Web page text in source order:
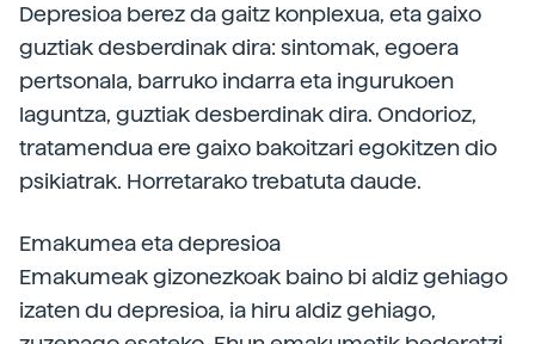
Depresioa berez da gaitz konplexua, eta gaixo
guztiak desberdinak dira: sintomak, egoera
pertsonala, barruko indarra eta ingurukoen
laguntza, guztiak desberdinak dira. Ondorioz,
tratamendua ere gaixo bakoitzari egokitzen dio
psikiatrak. Horretarako trebatuta daude.
Emakumea eta depresioa
Emakumeak gizonezkoak baino bi aldiz gehiago
izaten du depresioa, ia hiru aldiz gehiago,